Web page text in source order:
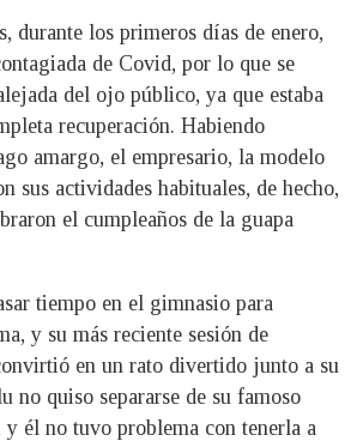
durante los primeros días de enero,
de Covid, por lo que se
del ojo público, ya que estaba
recuperación. Habiendo
amargo, el empresario, la modelo
sus actividades habituales, de hecho,
el cumpleaños de la guapa
tiempo en el gimnasio para
y su más reciente sesión de
en un rato divertido junto a su
no quiso separarse de su famoso
él no tuvo problema con tenerla a